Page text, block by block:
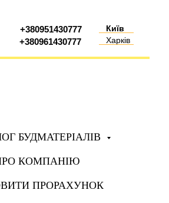
+380961430777
+380951430777
Київ
Харків
БУДМАТЕРІАЛІВ
КОМПАНІЮ
ПРОРАХУНОК